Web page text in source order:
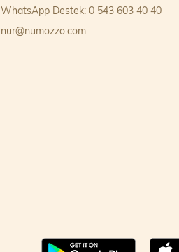
WhatsApp Destek: 0 543 603 40 40
nur@numozzo.com